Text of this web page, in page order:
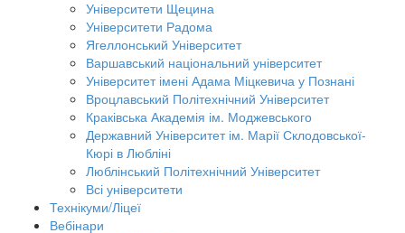
Університети Щецина
Університети Радома
Ягеллонський Університет
Варшавський національний університет
Університет імені Адама Міцкевича у Познані
Вроцлавський Політехнічний Університет
Краківська Академія ім. Моджевського
Державний Університет ім. Марії Склодовської-
Кюрі в Любліні
Люблінський Політехнічний Університет
Всі університети
Технікуми/Ліцеї
Вебінари